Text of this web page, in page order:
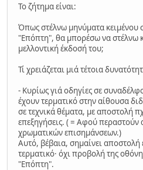
Το ζήτημα είναι:
Όπως στέλνω μηνύματα κειμένου
"Επόπτη", θα μπορέσω να στέλνω
μελλοντική έκδοσή του;
Τί χρειάζεται μιά τέτοια
- Κυρίως γιά οδηγίες σε
έχουν τερματικό στην αίθουσα
σε τεχνικά θέματα, με αποστολή
επεξηγήσεις. ( = Αφού
χρωματικών επισημάνσεων.)
Αυτό, βέβαια, σημαίνει
τερματικό· όχι προβολή της
"Επόπτη".